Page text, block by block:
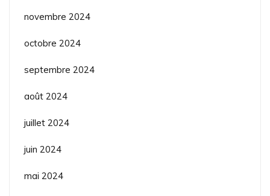
novembre 2024
octobre 2024
septembre 2024
août 2024
juillet 2024
juin 2024
mai 2024